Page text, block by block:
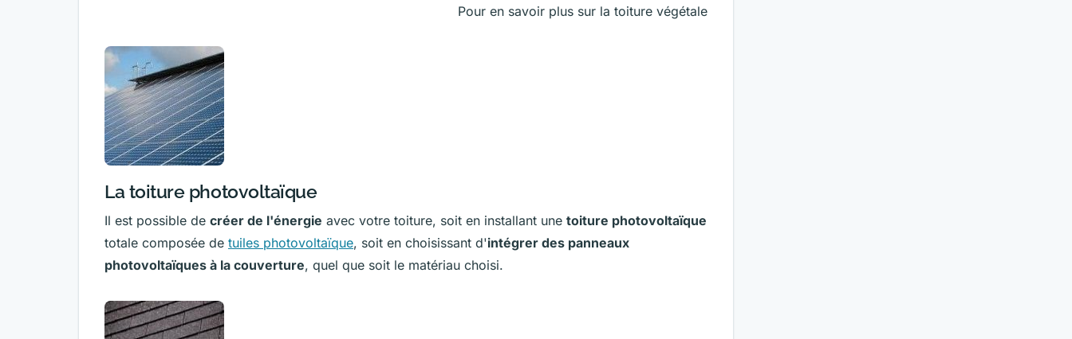
Pour en savoir plus sur la toiture végétale
La toiture photovoltaïque
Il est possible de créer de l'énergie avec votre toiture, soit en installant une toiture photovoltaïque
totale composée de tuiles photovoltaïque, soit en choisissant d'intégrer des panneaux
photovoltaïques à la couverture, quel que soit le matériau choisi.